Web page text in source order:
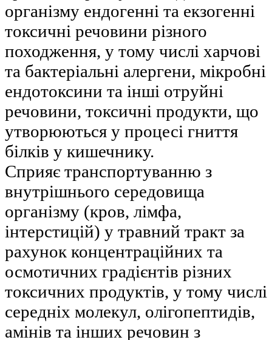
організму ендогенні та екзогенні
токсичні речовини різного
походження, у тому числі харчові
та бактеріальні алергени, мікробні
ендотоксини та інші отруйні
речовини, токсичні продукти, що
утворюються у процесі гниття
білків у кишечнику.
Сприяє транспортуванню з
внутрішнього середовища
організму (кров, лімфа,
інтерстицій) у травний тракт за
рахунок концентраційних та
осмотичних градієнтів різних
токсичних продуктів, у тому числі
середніх молекул, олігопептидів,
амінів та інших речовин з